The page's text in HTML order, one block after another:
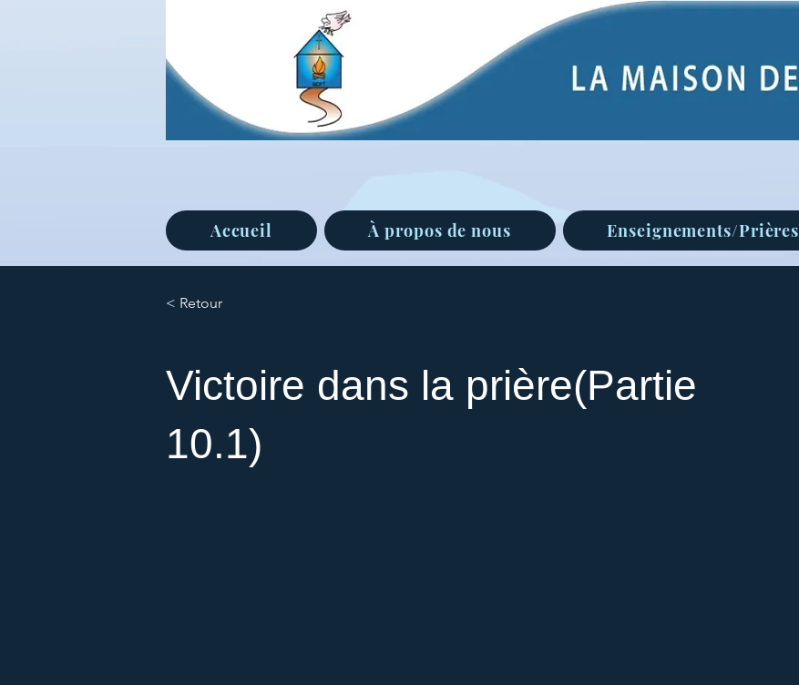
Accueil À propos de nous Enseignements/Prières
< Retour
Victoire dans la prière(Partie
10.1)